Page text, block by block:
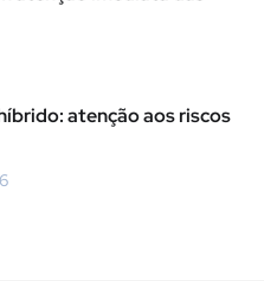
atenção aos riscos